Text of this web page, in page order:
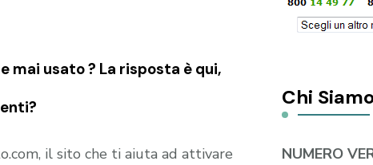
mai usato ? La risposta è qui,
il sito che ti aiuta ad attivare
Chi
NUMERO